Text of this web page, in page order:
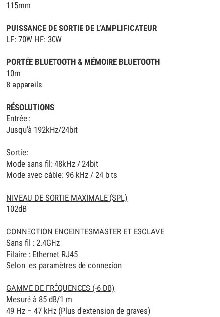
115mm
PUISSANCE DE SORTIE DE L’AMPLIFICATEUR
LF: 70W HF: 30W
PORTÉE BLUETOOTH & MÉMOIRE BLUETOOTH
10m
8 appareils
RÉSOLUTIONS
Entrée :
Jusqu'à 192kHz/24bit
Sortie:
Mode sans fil: 48kHz / 24bit
Mode avec câble: 96 kHz / 24 bits
NIVEAU DE SORTIE MAXIMALE (SPL)
102dB
CONNECTION ENCEINTESMASTER ET ESCLAVE
Sans fil : 2.4GHz
Filaire : Ethernet RJ45
Selon les paramètres de connexion
GAMME DE FRÉQUENCES (-6 DB)
Mesuré à 85 dB/1 m
49 Hz – 47 kHz (Plus d’extension de graves)